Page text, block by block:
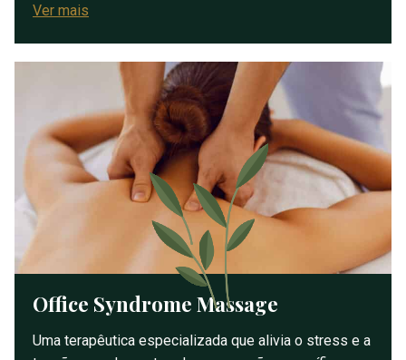
Ver mais
Office Syndrome Massage
Uma terapêutica especializada que alivia o stress e a